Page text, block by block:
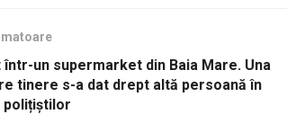
într-un supermarket din Baia Mare. Una
tinere s-a dat drept altă persoană în
polițiștilor